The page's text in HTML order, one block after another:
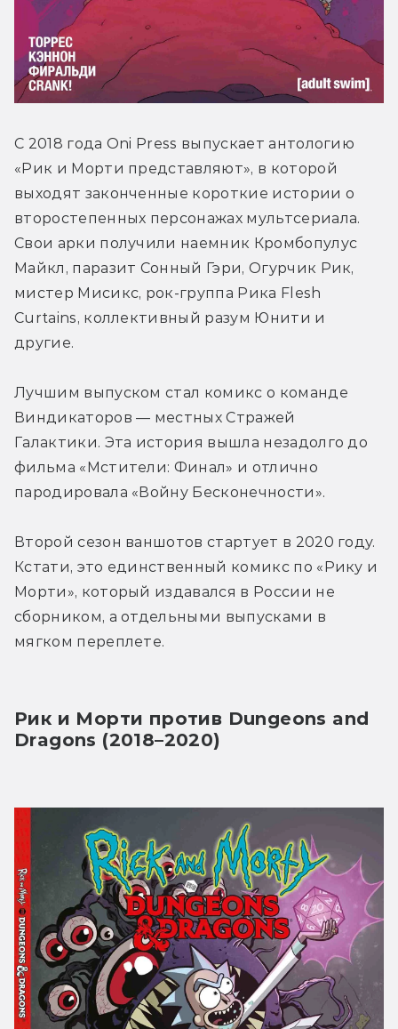
С 2018 года Oni Press выпускает антологию
«Рик и Морти представляют», в которой
выходят законченные короткие истории о
второстепенных персонажах мультсериала.
Свои арки получили наемник Кромбопулус
Майкл, паразит Сонный Гэри, Огурчик Рик,
мистер Мисикс, рок-группа Рика Flesh
Curtains, коллективный разум Юнити и
другие.
Лучшим выпуском стал комикс о команде
Виндикаторов — местных Стражей
Галактики. Эта история вышла незадолго до
фильма «Мстители: Финал» и отлично
пародировала «Войну Бесконечности».
Второй сезон ваншотов стартует в 2020 году.
Кстати, это единственный комикс по «Рику и
Морти», который издавался в России не
сборником, а отдельными выпусками в
мягком переплете.
Рик и Морти против Dungeons and
Dragons (2018–2020)